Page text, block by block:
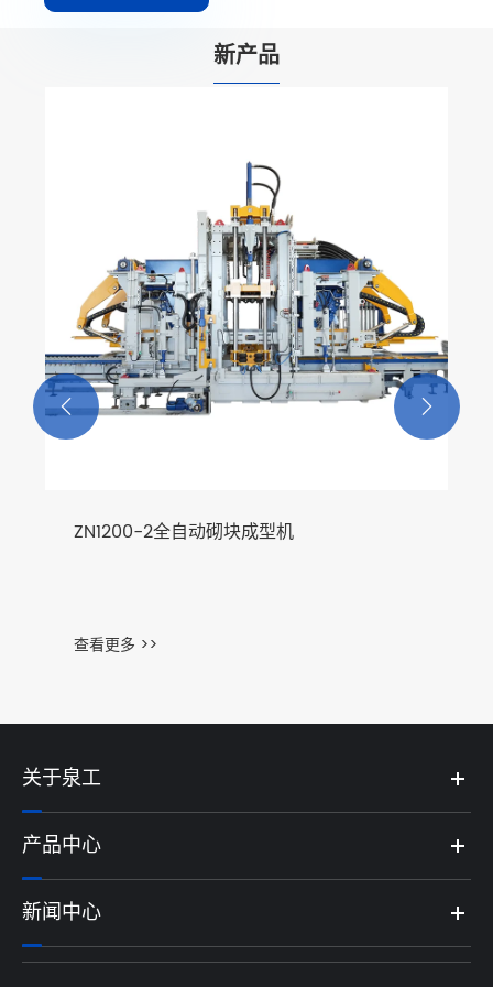
新产品
ZN1200-2全自动砌块成型机
查看更多 >>
 
关于泉工
产品中心
新闻中心